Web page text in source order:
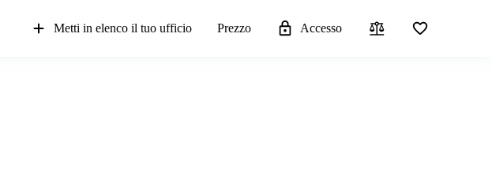
Metti in elenco il tuo ufficio Prezzo Accesso